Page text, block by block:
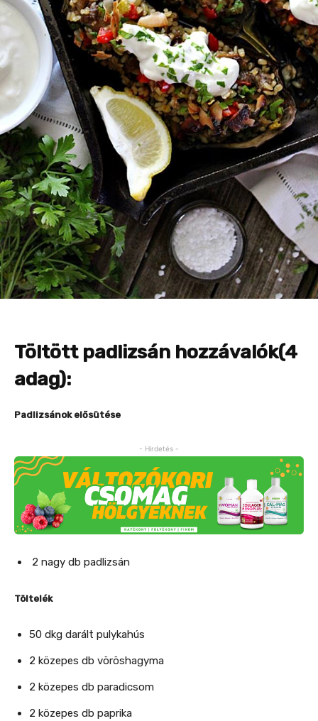
Töltött padlizsán hozzávalók(4
adag):
Padlizsánok elősütése
- Hirdetés -
2 nagy db padlizsán
Töltelék
50 dkg darált pulykahús
2 közepes db vöröshagyma
2 közepes db paradicsom
2 közepes db paprika